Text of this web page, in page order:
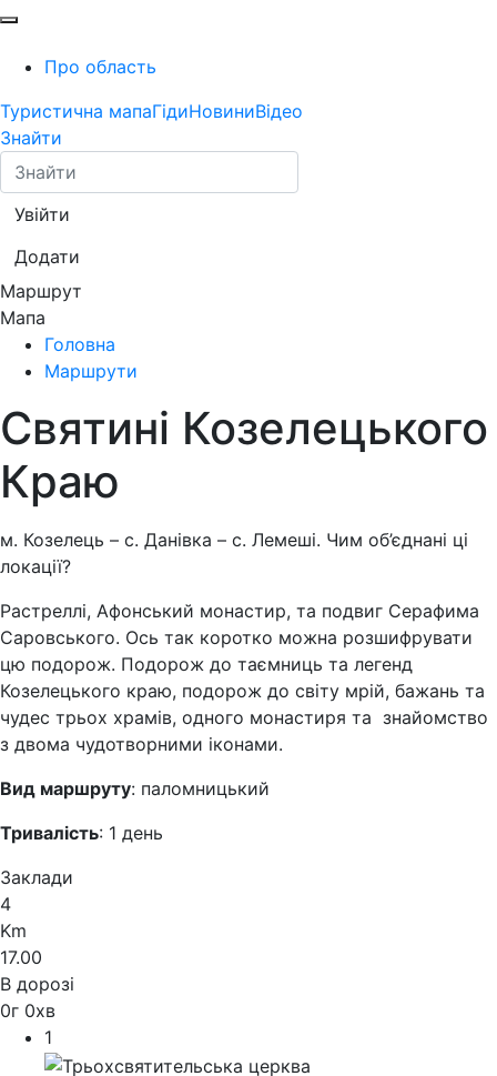
Про область
Туристична мапаГідиНовиниВідео
Знайти
Увійти
Додати
Маршрут
Мапа
Головна
Маршрути
Святині Козелецького
Краю
м. Козелець – с. Данівка – с. Лемеші. Чим об’єднані ці
локації?
Растреллі, Афонський монастир, та подвиг Серафима
Саровського. Ось так коротко можна розшифрувати
цю подорож. Подорож до таємниць та легенд
Козелецького краю, подорож до світу мрій, бажань та
чудес трьох храмів, одного монастиря та знайомство
з двома чудотворними іконами.
Вид маршруту: паломницький
Тривалість: 1 день
Заклади
4
Km
17.00
В дорозі
0г 0хв
1